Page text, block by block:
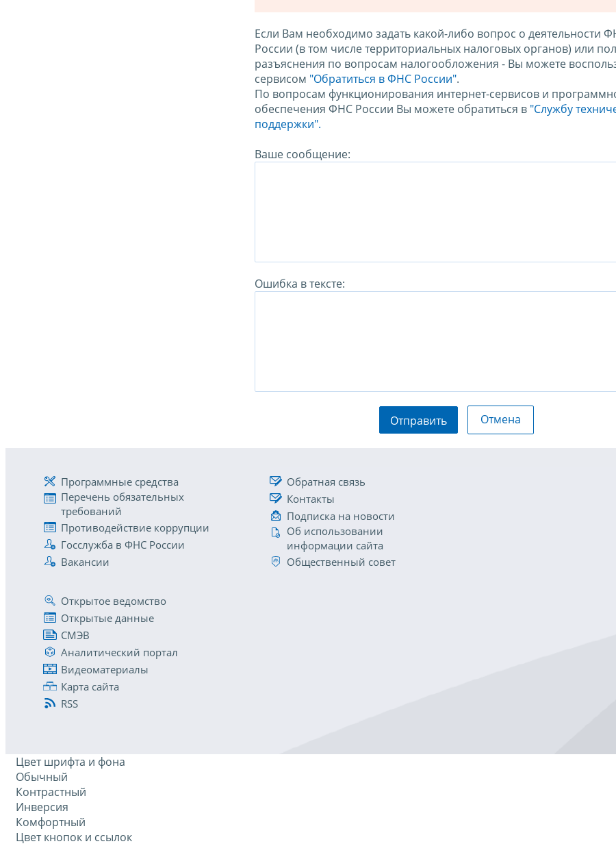
Если Вам необходимо задать какой-либо вопрос о деятельности
России (в том числе территориальных налоговых органов) или
разъяснения по вопросам налогообложения - Вы можете
сервисом "Обратиться в ФНС России".
По вопросам функционирования интернет-сервисов и
обеспечения ФНС России Вы можете обратиться в "Службу
поддержки".
Ваше сообщение:
Ошибка в тексте:
Отправить Отмена
Программные средства
Перечень обязательных
требований
Противодействие коррупции
Госслужба в ФНС России
Вакансии
Обратная связь
Контакты
Подписка на новости
Об использовании
информации сайта
Общественный совет
Открытое ведомство
Открытые данные
СМЭВ
Аналитический портал
Видеоматериалы
Карта сайта
RSS
Цвет шрифта и фона
Обычный
Контрастный
Инверсия
Комфортный
Цвет кнопок и ссылок